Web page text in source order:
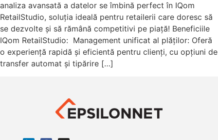
analiza avansată a datelor se îmbină perfect în IQom
RetailStudio, soluția ideală pentru retailerii care doresc să
se dezvolte și să rămână competitivi pe piață! Beneficiile
IQom RetailStudio: Management unificat al plăților: Oferă
o experiență rapidă și eficientă pentru clienți, cu opțiuni de
transfer automat și tipărire […]